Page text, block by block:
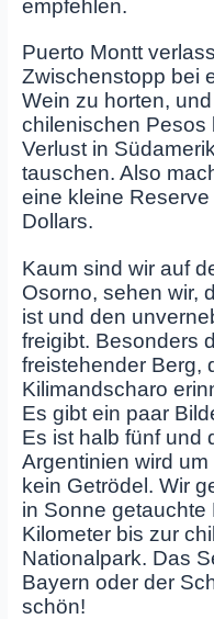
empfehlen.
Puerto Montt
Zwischenstopp bei
Wein zu horten,
chilenischen Pesos
Verlust in
tauschen. Also
eine kleine
Dollars.
Kaum sind wir auf
Osorno, sehen wir,
ist und den
freigibt. Besonders
freistehender Berg,
Kilimandscharo
Es gibt ein paar
Es ist halb fünf und
Argentinien wird
kein Getrödel. Wir
in Sonne
Kilometer bis zur
Nationalpark. Das
Bayern oder der
schön!